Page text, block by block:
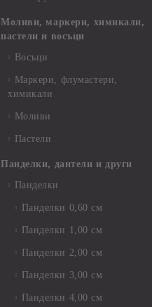
Моливи, маркери, химикали,
пастели и восъци
Восъци
Маркери, флумастери,
химикали
Моливи
Пастели
Панделки, дантели и други
Панделки
Панделки 0,60 см
Панделки 1,00 см
Панделки 2,00 см
Панделки 3,00 см
Панделки 4,00 см